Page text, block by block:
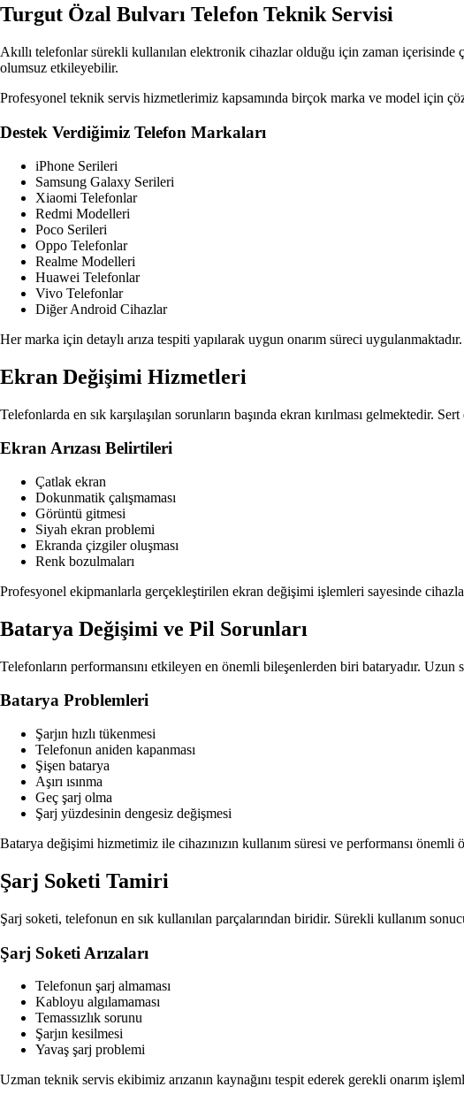
Turgut Özal Bulvarı Telefon Teknik Servisi
Akıllı telefonlar sürekli kullanılan elektronik cihazlar olduğu için zaman içerisinde
olumsuz etkileyebilir.
Profesyonel teknik servis hizmetlerimiz kapsamında birçok marka ve model için
Destek Verdiğimiz Telefon Markaları
iPhone Serileri
Samsung Galaxy Serileri
Xiaomi Telefonlar
Redmi Modelleri
Poco Serileri
Oppo Telefonlar
Realme Modelleri
Huawei Telefonlar
Vivo Telefonlar
Diğer Android Cihazlar
Her marka için detaylı arıza tespiti yapılarak uygun onarım süreci uygulanmaktadır.
Ekran Değişimi Hizmetleri
Telefonlarda en sık karşılaşılan sorunların başında ekran kırılması
Ekran Arızası Belirtileri
Çatlak ekran
Dokunmatik çalışmaması
Görüntü gitmesi
Siyah ekran problemi
Ekranda çizgiler oluşması
Renk bozulmaları
Profesyonel ekipmanlarla gerçekleştirilen ekran değişimi işlemleri sayesinde
Batarya Değişimi ve Pil Sorunları
Telefonların performansını etkileyen en önemli bileşenlerden biri bataryadır.
Batarya Problemleri
Şarjın hızlı tükenmesi
Telefonun aniden kapanması
Şişen batarya
Aşırı ısınma
Geç şarj olma
Şarj yüzdesinin dengesiz değişmesi
Batarya değişimi hizmetimiz ile cihazınızın kullanım süresi ve performansı önemli
Şarj Soketi Tamiri
Şarj soketi, telefonun en sık kullanılan parçalarından biridir. Sürekli kullanım
Şarj Soketi Arızaları
Telefonun şarj almaması
Kabloyu algılamaması
Temassızlık sorunu
Şarjın kesilmesi
Yavaş şarj problemi
Uzman teknik servis ekibimiz arızanın kaynağını tespit ederek gerekli onarım